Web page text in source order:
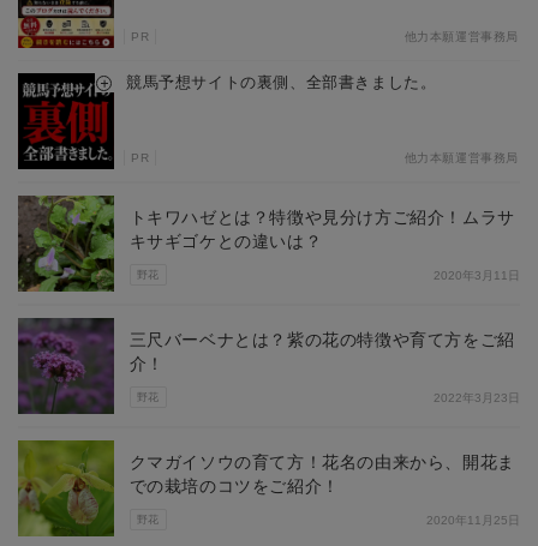
PR 他力本願運営事務局
競馬予想サイトの裏側、全部書きました。
PR 他力本願運営事務局
野花
トキワハゼとは？特徴や見分け方ご紹介！ムラサ
キサギゴケとの違いは？
2020年3月11日
野花
三尺バーベナとは？紫の花の特徴や育て方をご紹
介！
2022年3月23日
野花
クマガイソウの育て方！花名の由来から、開花ま
での栽培のコツをご紹介！
2020年11月25日